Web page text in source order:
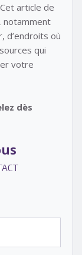
article de
notamment
d’endroits où
qui
votre
dès